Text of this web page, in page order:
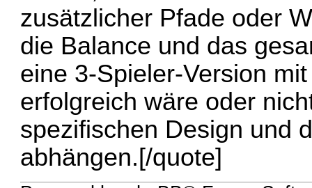
zusätzlicher Pfade oder
die Balance und das
eine 3-Spieler-Version
erfolgreich wäre oder
spezifischen Design und
abhängen.[/quote]